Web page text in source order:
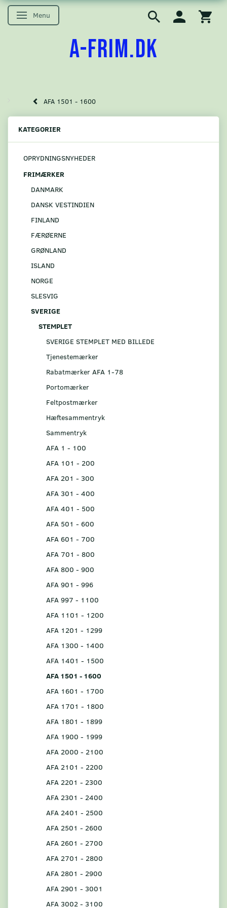
Skifte navigation
Menu
A-FRIM.DK
AFA 1501 - 1600
KATEGORIER
OPRYDNINGSNYHEDER
FRIMÆRKER
DANMARK
DANSK VESTINDIEN
FINLAND
FÆRØERNE
GRØNLAND
ISLAND
NORGE
SLESVIG
SVERIGE
STEMPLET
SVERIGE STEMPLET MED BILLEDE
Tjenestemærker
Rabatmærker AFA 1-78
Portomærker
Feltpostmærker
Hæftesammentryk
Sammentryk
AFA 1 - 100
AFA 101 - 200
AFA 201 - 300
AFA 301 - 400
AFA 401 - 500
AFA 501 - 600
AFA 601 - 700
AFA 701 - 800
AFA 800 - 900
AFA 901 - 996
AFA 997 - 1100
AFA 1101 - 1200
AFA 1201 - 1299
AFA 1300 - 1400
AFA 1401 - 1500
AFA 1501 - 1600
AFA 1601 - 1700
AFA 1701 - 1800
AFA 1801 - 1899
AFA 1900 - 1999
AFA 2000 - 2100
AFA 2101 - 2200
AFA 2201 - 2300
AFA 2301 - 2400
AFA 2401 - 2500
AFA 2501 - 2600
AFA 2601 - 2700
AFA 2701 - 2800
AFA 2801 - 2900
AFA 2901 - 3001
AFA 3002 - 3100